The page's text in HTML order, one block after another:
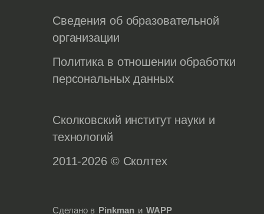
Сведения об образовательной
организации
Политика в отношении обработки
персональных данных
Сколковский институт науки и
технологий
2011-2026 © Сколтех
Сделано в Pinkman и WAPP